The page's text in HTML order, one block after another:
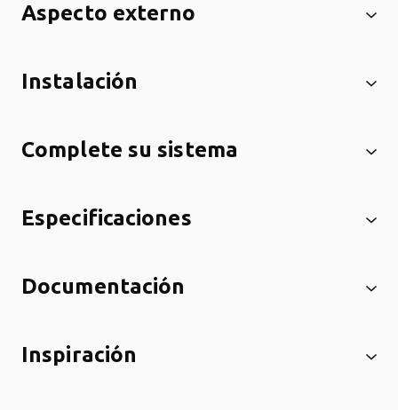
Aspecto externo
Instalación
Complete su sistema
Especificaciones
Documentación
Inspiración